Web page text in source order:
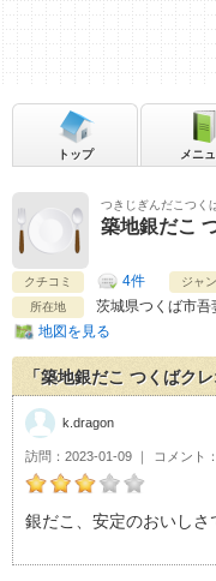
つきじぎんだこつく
築地銀だこ
クチコミ 4件 ジャ
所在地 茨城県つくば市吾
地図を見る
トップ メニ
「築地銀だこ つくばク
k.dragonの築地銀だこ
銀だこ、安定のおいしさ
訪問 2023-01-09 コメント
k.dragon